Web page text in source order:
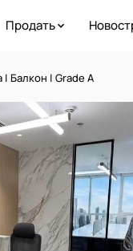
Продать
Балкон | Grade A